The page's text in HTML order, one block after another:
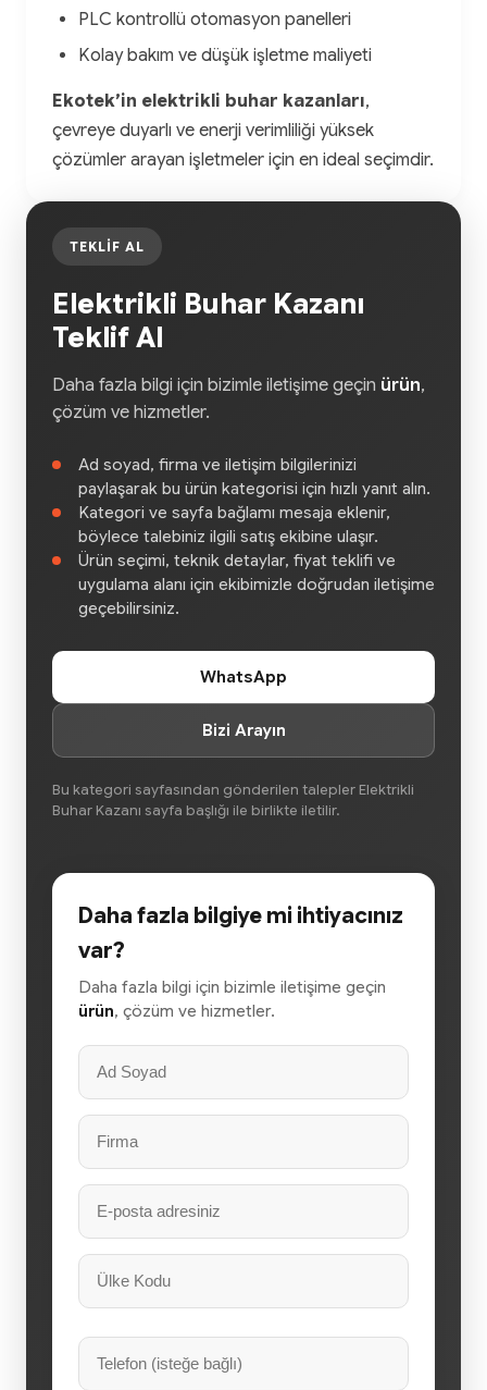
PLC kontrollü otomasyon panelleri
Kolay bakım ve düşük işletme maliyeti
Ekotek’in elektrikli buhar kazanları,
çevreye duyarlı ve enerji verimliliği yüksek
çözümler arayan işletmeler için en ideal seçimdir.
TEKLIF AL
Elektrikli Buhar Kazanı
Teklif Al
Daha fazla bilgi için bizimle iletişime geçin ürün,
çözüm ve hizmetler.
Ad soyad, firma ve iletişim bilgilerinizi
paylaşarak bu ürün kategorisi için hızlı yanıt alın.
Kategori ve sayfa bağlamı mesaja eklenir,
böylece talebiniz ilgili satış ekibine ulaşır.
Ürün seçimi, teknik detaylar, fiyat teklifi ve
uygulama alanı için ekibimizle doğrudan iletişime
geçebilirsiniz.
WhatsApp
Bizi Arayın
Bu kategori sayfasından gönderilen talepler Elektrikli
Buhar Kazanı sayfa başlığı ile birlikte iletilir.
Daha fazla bilgiye mi ihtiyacınız
var?
Daha fazla bilgi için bizimle iletişime geçin
ürün, çözüm ve hizmetler.